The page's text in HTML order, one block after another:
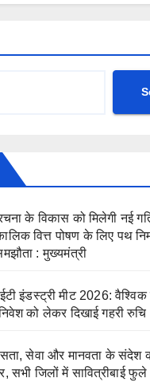
के विकास को मिलेगी नई
वित्त पोषण के लिए पथ
: मुख्यमंत्री
इंडस्ट्री मीट 2026:
को लेकर दिखाई गहरी रुचि
सेवा और मानवता के संदेश
सभी जिलों में सावित्रीबाई